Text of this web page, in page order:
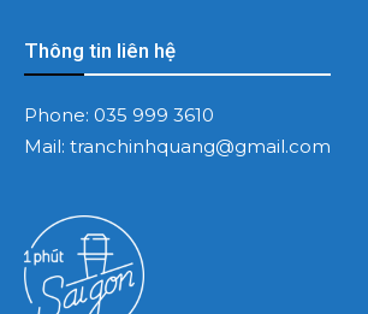
Thông tin liên hệ
Phone: 035 999 3610
Mail: tranchinhquang@gmail.com